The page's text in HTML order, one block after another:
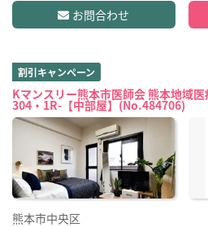
お問合わせ
割引キャンペーン
Kマンスリー熊本市医師会 熊本地域医
304・1R-【中部屋】(No.484706)
熊本市中央区